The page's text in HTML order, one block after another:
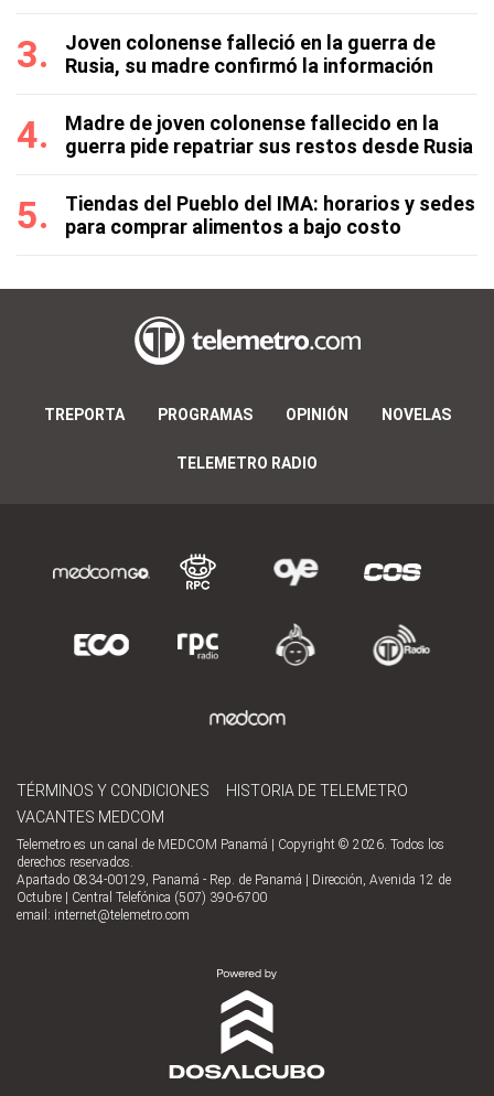
Joven colonense falleció en la guerra de
Rusia, su madre confirmó la información
Madre de joven colonense fallecido en la
guerra pide repatriar sus restos desde Rusia
Tiendas del Pueblo del IMA: horarios y sedes
para comprar alimentos a bajo costo
TREPORTA PROGRAMAS OPINIÓN NOVELAS
TELEMETRO RADIO
TÉRMINOS Y CONDICIONES
HISTORIA DE TELEMETRO
VACANTES MEDCOM
Telemetro es un canal de MEDCOM Panamá | Copyright © 2026. Todos los
derechos reservados.
Apartado 0834-00129, Panamá - Rep. de Panamá | Dirección, Avenida 12 de
Octubre | Central Telefónica (507) 390-6700
email: internet@telemetro.com